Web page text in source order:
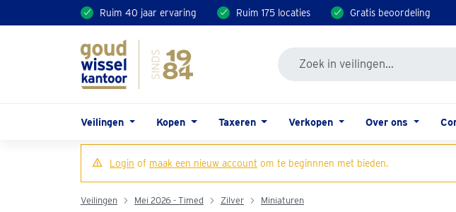
Ruim 40 jaar ervaring Ruim 175 locaties Gratis beoordeling
Veilingen Kopen Taxeren Verkopen Over ons
Login of maak een nieuw account om te beginnnen met bieden.
Veilingen Mei 2026 - Timed Zilver Miniaturen